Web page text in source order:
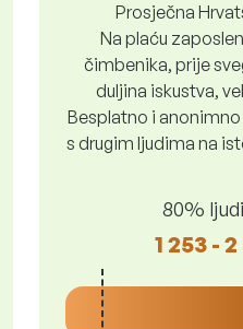
Prosječna
Na plaću
čimbenika, prije
duljina iskustva,
Besplatno i
s drugim ljudima na
80%
1 253 -